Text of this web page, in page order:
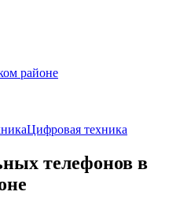
районе
Цифровая техника
телефонов в